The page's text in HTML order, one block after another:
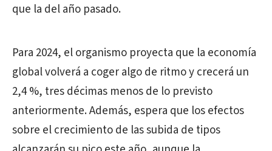
que la del año pasado.
Para 2024, el organismo proyecta que la economía
global volverá a coger algo de ritmo y crecerá un
2,4 %, tres décimas menos de lo previsto
anteriormente. Además, espera que los efectos
sobre el crecimiento de las subida de tipos